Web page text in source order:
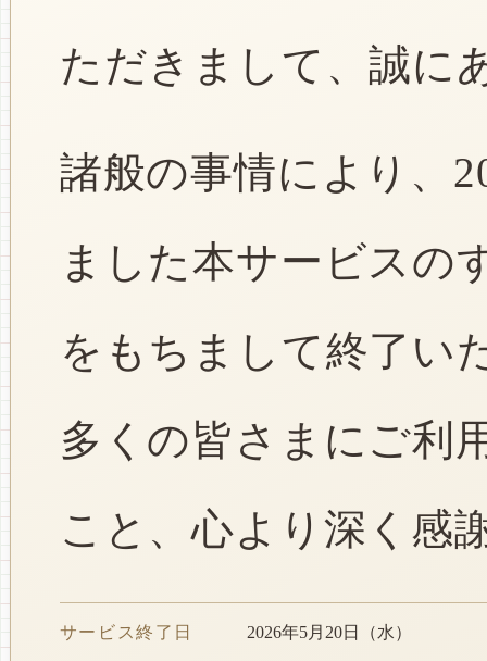
ただきまして、誠に
諸般の事情により、
ました本サービスの
をもちまして終了い
多くの皆さまにご利
こと、心より深く感
サービス終了日 2026年5月20日（水）